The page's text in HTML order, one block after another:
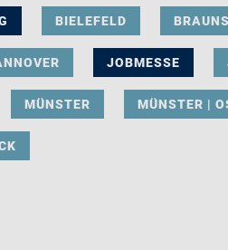
BIELEFELD
JOBMESSE
MÜNSTER MÜNSTER |